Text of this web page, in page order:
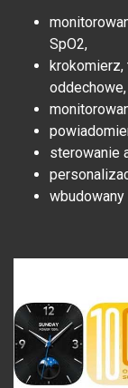
SpO2,
oddechowe,
sterowanie
wbudowany